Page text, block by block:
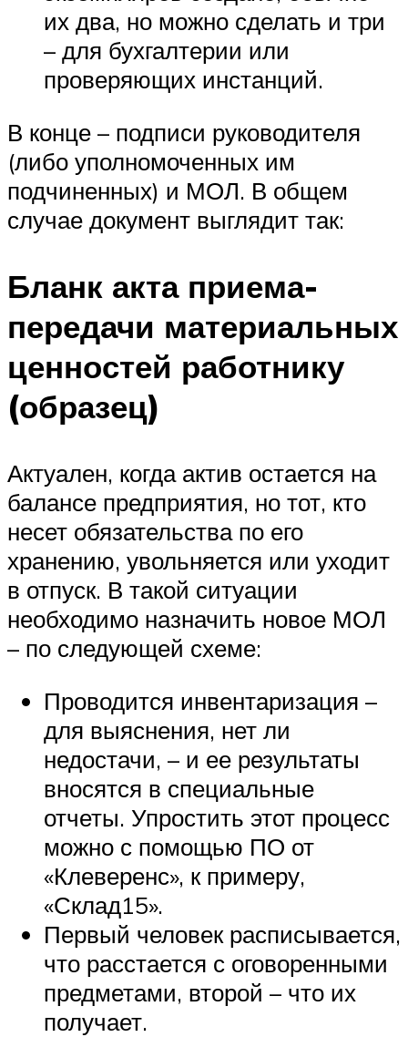
их два, но можно сделать и три
– для бухгалтерии или
проверяющих инстанций.
В конце – подписи руководителя
(либо уполномоченных им
подчиненных) и МОЛ. В общем
случае документ выглядит так:
Бланк акта приема-
передачи материальных
ценностей работнику
(образец)
Актуален, когда актив остается на
балансе предприятия, но тот, кто
несет обязательства по его
хранению, увольняется или уходит
в отпуск. В такой ситуации
необходимо назначить новое МОЛ
– по следующей схеме:
Проводится инвентаризация –
для выяснения, нет ли
недостачи, – и ее результаты
вносятся в специальные
отчеты. Упростить этот процесс
можно с помощью ПО от
«Клеверенс», к примеру,
«Склад15».
Первый человек расписывается,
что расстается с оговоренными
предметами, второй – что их
получает.